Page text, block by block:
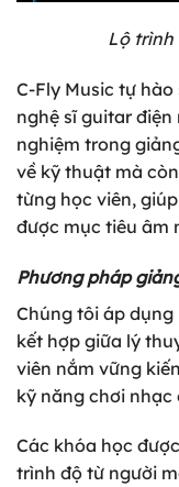
Lộ trình
C-Fly Music tự
nghệ sĩ guitar
nghiệm trong
về kỹ thuật mà
từng học viên,
được mục tiêu âm
Phương pháp
Chúng tôi áp
kết hợp giữa lý
viên nắm vững
kỹ năng chơi nhạc
Các khóa học
trình độ từ người